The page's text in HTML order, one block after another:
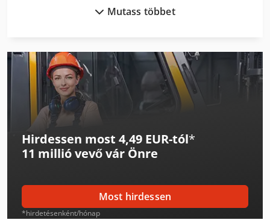
Daf Lf
Daf Lf 55
Ep Epl154
Felder G 380
Huvema Hu 230 Dg
Linde L 10
Mutass többet
Hirdessen most 4,49 EUR-tól*
11 millió vevővár Önre
Most hirdessen
*hirdetésenként/hónap